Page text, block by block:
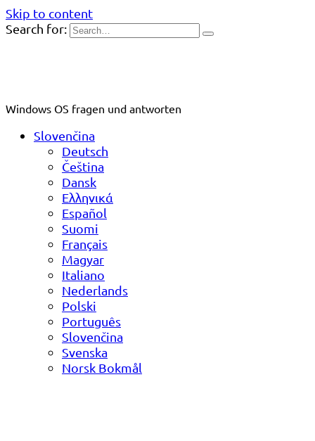
Skip to content
Search for:
Windows OS fragen und antworten
Slovenčina
Deutsch
Čeština
Dansk
Ελληνικά
Español
Suomi
Français
Magyar
Italiano
Nederlands
Polski
Português
Slovenčina
Svenska
Norsk Bokmål